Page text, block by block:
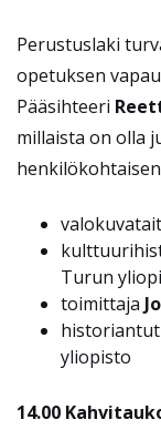
Perustuslaki
opetuksen
Pääsihteeri
millaista on olla
Turun
toimittaja
yliopisto
14.00